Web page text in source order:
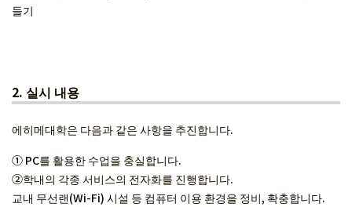
들기
2. 실시 내용
에히메대학은 다음과 같은 사항을 추진합니다.
① PC를 활용한 수업을 충실합니다.
②학내의 각종 서비스의 전자화를 진행합니다.
교내 무선랜(Wi-Fi) 시설 등 컴퓨터 이용 환경을 정비, 확충합니다.